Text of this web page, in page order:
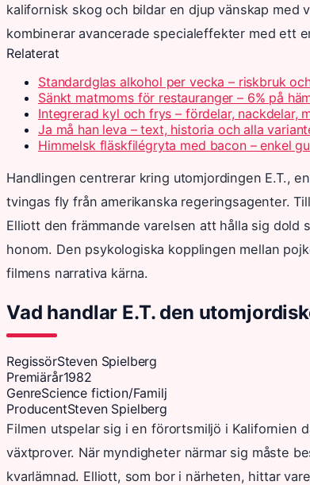
kalifornisk skog och bildar en djup vänskap med
kombinerar avancerade specialeffekter med ett
Relaterat
Standardglas alkohol per vecka – riskbruk
Sänkt matmoms för restauranger – 6% på
Integrerad kyl och frys – fördelar, nackdelar,
Ja må han leva – text, historia och alla
Himmelsk fläskfilégryta med bacon – enkel
Handlingen centrerar kring utomjordingen E.T.,
tvingas fly från amerikanska regeringsagenter.
Elliott den främmande varelsen att hålla sig
honom. Den psykologiska kopplingen mellan
filmens narrativa kärna.
Vad handlar E.T. den
RegissörSteven Spielberg
Premiärår1982
GenreScience fiction/Familj
ProducentSteven Spielberg
Filmen utspelar sig i en förortsmiljö i Kalifornien
växtprover. När myndigheter närmar sig måste
kvarlämnad. Elliott, som bor i närheten, hittar